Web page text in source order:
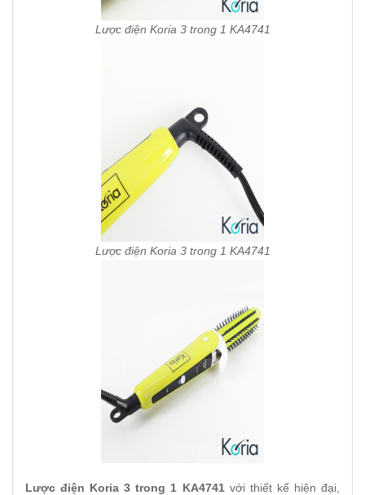
Lược điện Koria 3 trong 1 KA4741
Lược điện Koria 3 trong 1 KA4741
Lược điện Koria 3 trong 1 KA4741với thiết kế hiện đại,